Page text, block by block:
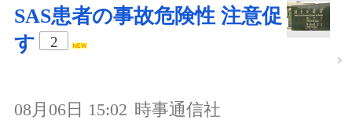
SAS患者の事故危険性 注意促
す
2
08月06日 15:02 時事通信社